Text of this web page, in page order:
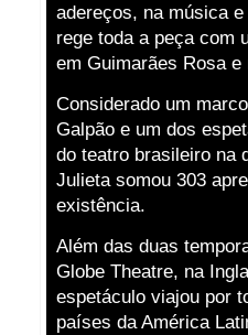
adereços, na música
rege toda a peça com
em Guimarães Rosa
Considerado um
Galpão e um dos
do teatro brasileiro na
Julieta somou 303
existência.
Além das duas
Globe Theatre, na
espetáculo viajou por
países da América